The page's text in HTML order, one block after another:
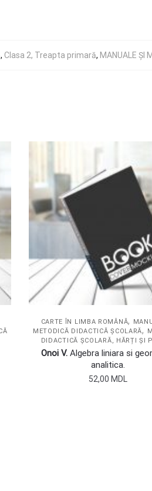
, Clasa 2, Treapta primară, MANUALE ȘI
CARTE ÎN LIMBA ROMÂNĂ,
METODICĂ DIDACTICĂ ȘCOLARĂ,
DIDACTICĂ ȘCOLARĂ, HĂRȚI ȘI
Onoi V. Algebra liniara si
analitica.
52,00 MDL